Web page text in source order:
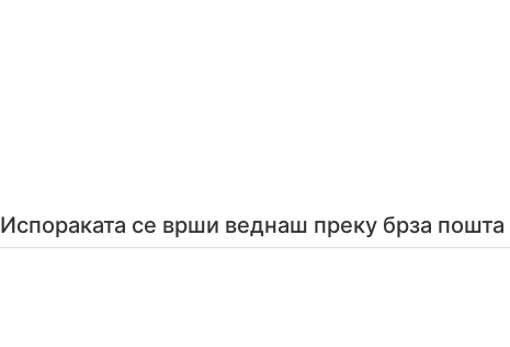
Испораката се врши веднаш преку брза пошта